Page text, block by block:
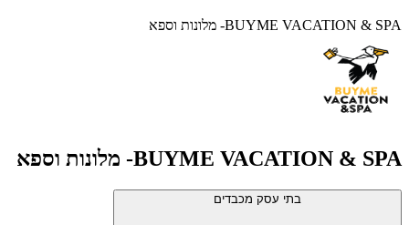
BUYME VACATION & SPA- מלונות וספא
BUYME VACATION & SPA- מלונות וספא
בתי עסק מכבדים